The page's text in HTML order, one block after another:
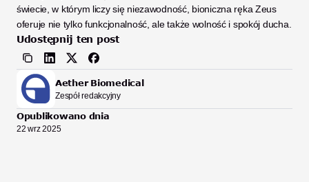
świecie, w którym liczy się niezawodność, bioniczna ręka Zeus
oferuje nie tylko funkcjonalność, ale także wolność i spokój ducha.
Udostępnij ten post
Aether Biomedical
Zespół redakcyjny
Opublikowano dnia
22 wrz 2025